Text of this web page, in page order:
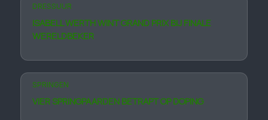
DRESSUUR
ISABELL WERTH WINT GRAND PRIX BIJ FINALE
WERELDBEKER
SPRINGEN
VIER SPRINGPAARDEN BETRAPT OP DOPING